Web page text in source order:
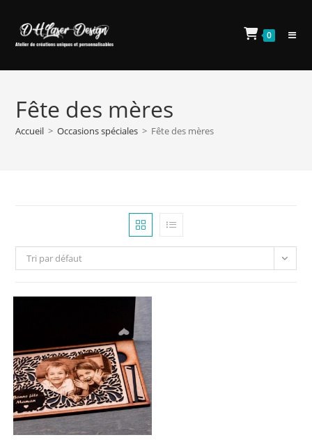
content
0
Fête des mères
Accueil > Occasions spéciales > Fête des mères
Tri par défaut